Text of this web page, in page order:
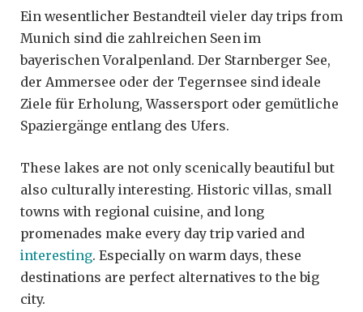
Ein wesentlicher Bestandteil vieler day trips from
Munich sind die zahlreichen Seen im
bayerischen Voralpenland. Der Starnberger See,
der Ammersee oder der Tegernsee sind ideale
Ziele für Erholung, Wassersport oder gemütliche
Spaziergänge entlang des Ufers.
These lakes are not only scenically beautiful but
also culturally interesting. Historic villas, small
towns with regional cuisine, and long
promenades make every day trip varied and
interesting. Especially on warm days, these
destinations are perfect alternatives to the big
city.